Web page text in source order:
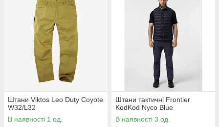
Штани Viktos Leo Duty Coyote
W32/L32
В наявності 1 од.
Штани тактичні Frontier
KodKod Nyco Blue
В наявності 3 од.